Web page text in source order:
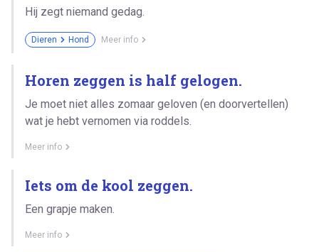
Hij zegt niemand gedag.
Dieren Hond Meer info
Horen zeggen is half gelogen.
Je moet niet alles zomaar geloven (en doorvertellen)
wat je hebt vernomen via roddels.
Meer info
Iets om de kool zeggen.
Een grapje maken.
Meer info